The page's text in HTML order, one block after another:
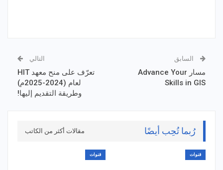
السابق
مسار Advance Your
Skills in GIS
التالي
تعرّف على منح معهد HIT
لعام (2024-2025م)
وطريقة التقديم إليها!
رُبما تُحِب أيضًا مقالات أكثر من الكاتب
قنوات قنوات